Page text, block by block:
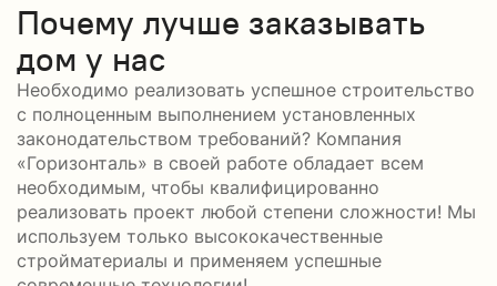
Почему лучше заказывать
дом у нас
Необходимо реализовать успешное строительство
с полноценным выполнением установленных
законодательством требований? Компания
«Горизонталь» в своей работе обладает всем
необходимым, чтобы квалифицированно
реализовать проект любой степени сложности! Мы
используем только высококачественные
стройматериалы и применяем успешные